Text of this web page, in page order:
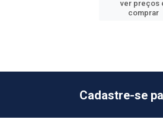
ver preços
comprar
Cadastre-se